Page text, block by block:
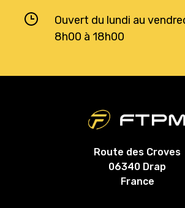
Ouvert du lundi au
8h00 à 18h00
Route des Croves
06340 Drap
France